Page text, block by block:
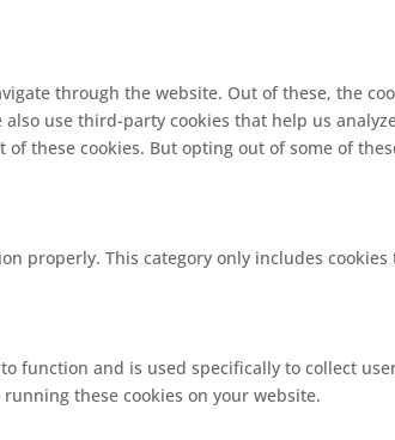
through the website. Out of these, the
use third-party cookies that help us
these cookies. But opting out of some of
properly. This category only includes
function and is used specifically to collect
these cookies on your website.